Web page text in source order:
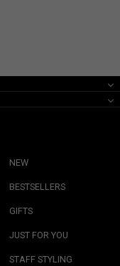
NEW
BESTSELLERS
GIFTS
JUST FOR YOU
STAFF STYLING